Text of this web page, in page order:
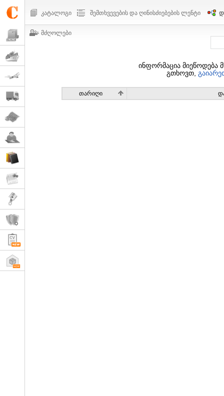
კატალოგი შემთხვევების და ღინისძიებების ლენტი
მძღოლები
ინფორმაცია
გთხოვთ,
თარიღი